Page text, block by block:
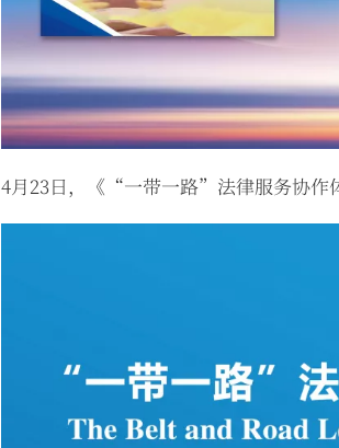
4月23日，《“一带一路”法律服务协作